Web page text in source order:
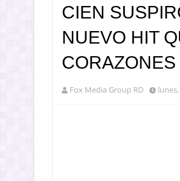
CIEN
NUEVO HIT
CORAZONES
Fox Media Group RD